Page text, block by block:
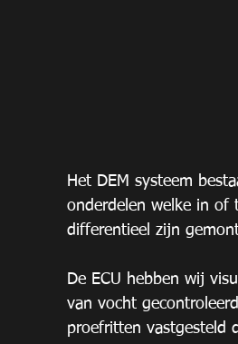
Het DEM systeem
onderdelen welke in of
differentieel zijn
De ECU hebben wij
van vocht
proefritten vastgesteld